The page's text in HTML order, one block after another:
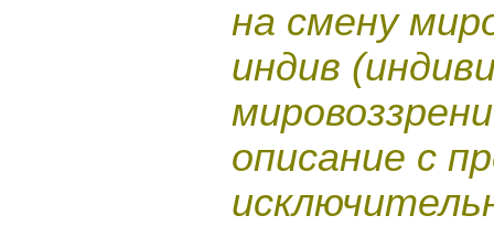
на смену
индив
описание с